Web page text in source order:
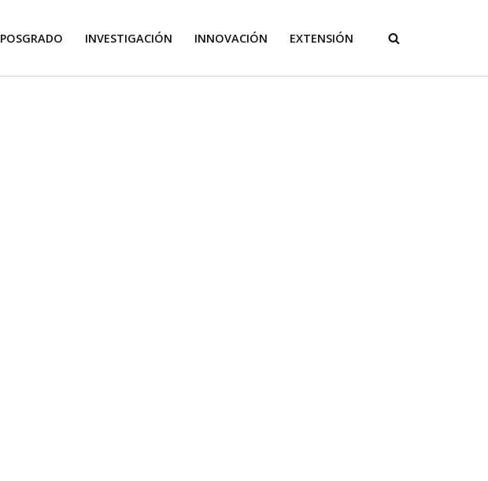
POSGRADO INVESTIGACIÓN INNOVACIÓN EXTENSIÓN